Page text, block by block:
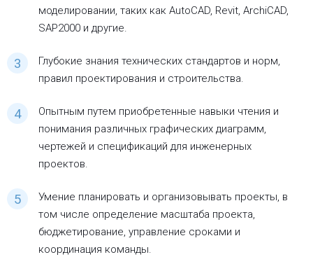
моделировании, таких как AutoCAD, Revit, ArchiCAD,
SAP2000 и другие.
Глубокие знания технических стандартов и норм,
правил проектирования и строительства.
Опытным путем приобретенные навыки чтения и
понимания различных графических диаграмм,
чертежей и спецификаций для инженерных
проектов.
Умение планировать и организовывать проекты, в
том числе определение масштаба проекта,
бюджетирование, управление сроками и
координация команды.